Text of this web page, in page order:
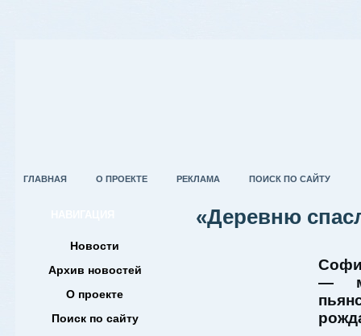
ГЛАВНАЯ О ПРОЕКТЕ РЕКЛАМА ПОИСК ПО САЙТУ
Новости
Архив новостей
О проекте
Поиск по сайту
«Деревню
—